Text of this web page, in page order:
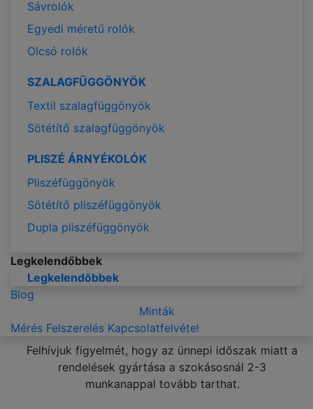
Sávrolók
Egyedi méretű rolók
Olcsó rolók
SZALAGFÜGGÖNYÖK
Textil szalagfüggönyök
Sötétítő szalagfüggönyök
PLISZÉ ÁRNYÉKOLÓK
Pliszéfüggönyök
Sötétítő pliszéfüggönyök
Dupla pliszéfüggönyök
Legkelendőbbek
Legkelendőbbek
Blog
Minták
Mérés Felszerelés Kapcsolatfelvétel
Felhívjuk figyelmét, hogy az ünnepi időszak miatt a
rendelések gyártása a szokásosnál 2-3
munkanappal tovább tarthat.